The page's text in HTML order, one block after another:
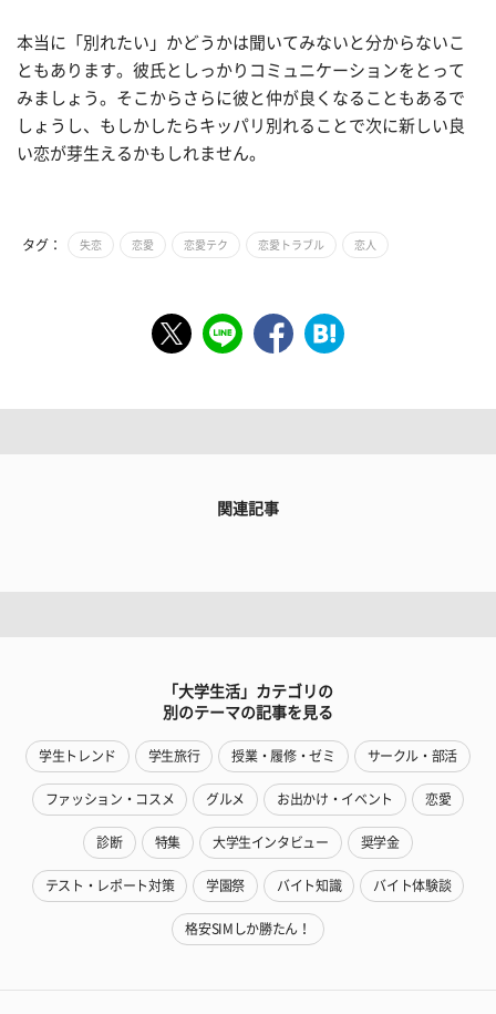
本当に「別れたい」かどうかは聞いてみないと分からないこ
ともあります。彼氏としっかりコミュニケーションをとって
みましょう。そこからさらに彼と仲が良くなることもあるで
しょうし、もしかしたらキッパリ別れることで次に新しい良
い恋が芽生えるかもしれません。
タグ： 失恋 恋愛 恋愛テク 恋愛トラブル 恋人
関連記事
「大学生活」カテゴリの
別のテーマの記事を見る
学生トレンド 学生旅行 授業・履修・ゼミ サークル・部活
ファッション・コスメ グルメ お出かけ・イベント 恋愛
診断 特集 大学生インタビュー 奨学金
テスト・レポート対策 学園祭 バイト知識 バイト体験談
格安SIMしか勝たん！